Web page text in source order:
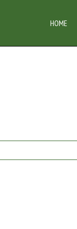
HOME